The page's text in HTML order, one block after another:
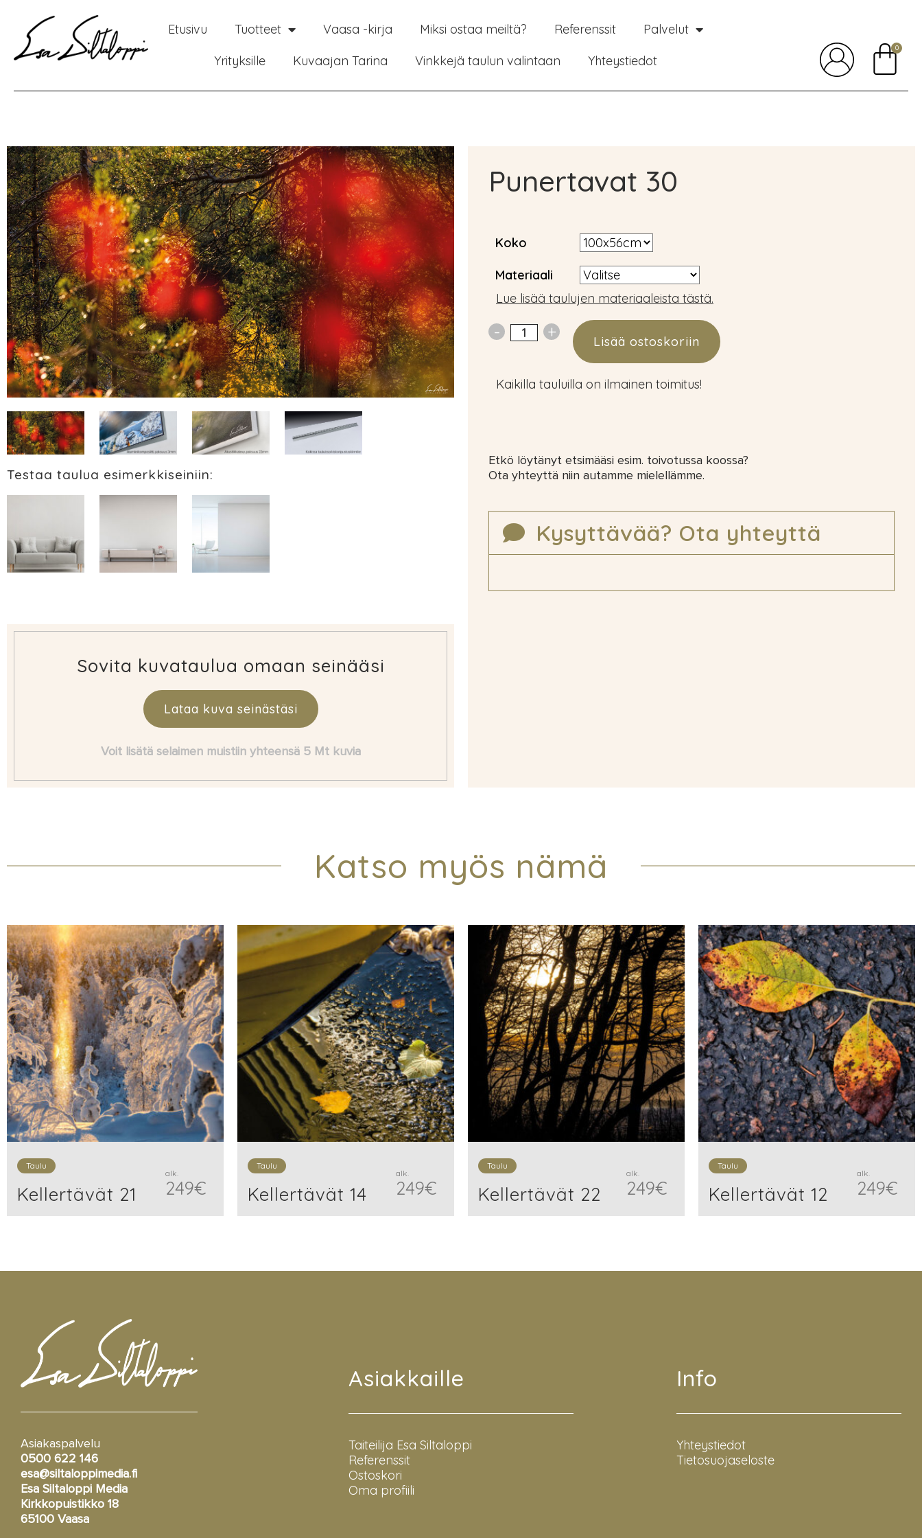
Etusivu Tuotteet Vaasa -kirja Miksi ostaa meiltä? Referenssit
Palvelut
Yrityksille
Kuvaajan Tarina Vinkkejä taulun valintaan Yhteystiedot
0
Testaa taulua esimerkkiseiniin:
Sovita kuvataulua omaan seinääsi
Lataa kuva seinästäsi
Voit lisätä selaimen muistiin yhteensä 5 Mt kuvia
Punertavat 30
Koko
Materiaali
Lue lisää taulujen materiaaleista tästä.
Lisää ostoskoriin
Kaikilla tauluilla on ilmainen toimitus!
Etkö löytänyt etsimääsi esim. toivotussa koossa?
Ota yhteyttä niin autamme mielellämme.
Kysyttävää? Ota yhteyttä
Katso myös nämä
Taulu
Kellertävät 21
alk.
249€
Taulu
Kellertävät 14
alk.
249€
Taulu
Kellertävät 22
alk.
249€
Taulu
Kellertävät 12
alk.
249€
Asiakaspalvelu
0500 622 146
esa@siltaloppimedia.fi
Esa Siltaloppi Media
Kirkkopuistikko 18
65100 Vaasa
Asiakkaille
Taiteilija Esa Siltaloppi
Referenssit
Ostoskori
Oma profiili
Info
Yhteystiedot
Tietosuojaseloste